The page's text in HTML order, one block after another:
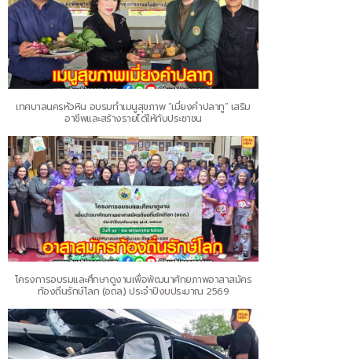
เทศบาลนครหัวหิน อบรมทำเมนูสุขภาพ “เมี่ยงคำปลาทู” เสริม
อาชีพและสร้างรายได้ให้กับประชาชน
โครงการอบรมและศึกษาดูงานเพื่อพัฒนาศักยภาพอาสาสมัคร
ท้องถิ่นรักษ์โลก (อถล.) ประจำปีงบประมาณ 2569